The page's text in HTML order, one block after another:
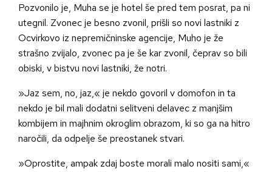
Pozvonilo je, Muha se je hotel še pred tem posrat, pa ni
utegnil. Zvonec je besno zvonil, prišli so novi lastniki z
Ocvirkovo iz nepremičninske agencije, Muho je že
strašno zvijalo, zvonec pa je še kar zvonil, čeprav so bili
obiski, v bistvu novi lastniki, že notri.
»Jaz sem, no, jaz,« je nekdo govoril v domofon in ta
nekdo je bil mali dodatni selitveni delavec z manjšim
kombijem in majhnim okroglim obrazom, ki so ga na hitro
naročili, da odpelje še preostanek stvari.
»Oprostite, ampak zdaj boste morali malo nositi sami,«